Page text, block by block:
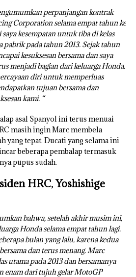
perpanjangan kontrak
Corporation selama empat tahun ke
kesempatan untuk tiba di kelas
pabrik pada tahun 2013. Sejak tahun
kesuksesan bersama dan saya
menjadi bagian dari keluarga Honda.
diri untuk memperluas
tujuan bersama dan
kami. “
asal Spanyol ini terus menuai
masih ingin Marc membela
yang tepat. Ducati yang selama ini
beberapa pembalap termasuk
pupus sudah.
HRC, Yoshishige
bahwa, setelah akhir musim ini,
Honda selama empat tahun lagi.
bulan yang lalu, karena kedua
dan terus menang. Marc
utama pada 2013 dan bersamanya
enam dari tujuh gelar MotoGP